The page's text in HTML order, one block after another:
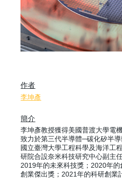
作者
李坤彥
簡介
李坤彥教授獲得美國普渡大學電
致力於第三代半導體─碳化矽半
國立臺灣大學工程科學及海洋工
研院合設奈米科技研究中心副主
2019年的未來科技獎；2020年
創業傑出獎；2021年的科研創業